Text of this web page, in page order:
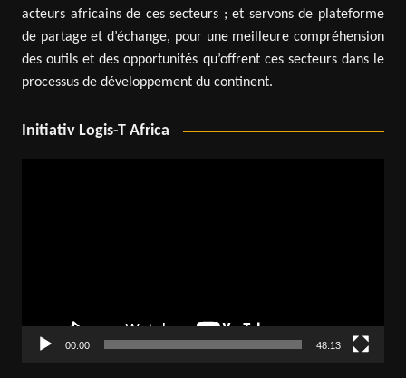
acteurs africains de ces secteurs ; et servons de plateforme
de partage et d’échange, pour une meilleure compréhension
des outils et des opportunités qu’offrent ces secteurs dans le
processus de développement du continent.
Initiativ Logis-T Africa
00:00 48:13